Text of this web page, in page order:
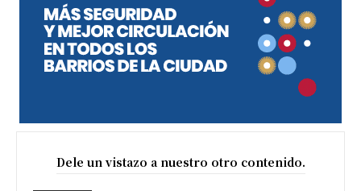
Dele un vistazo a nuestro otro contenido.